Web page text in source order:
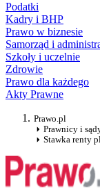
Podatki
Kadry i BHP
Prawo w biznesie
Samorząd i
Szkoły i uczelnie
Zdrowie
Prawo dla każdego
Akty Prawne
Prawo.pl
Prawnicy i
Stawka renty